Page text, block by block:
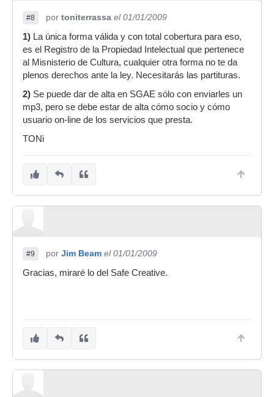
#8 por toniterrassa el 01/01/2009
1) La única forma válida y con total cobertura para eso,
es el Registro de la Propiedad Intelectual que pertenece
al Misnisterio de Cultura, cualquier otra forma no te da
plenos derechos ante la ley. Necesitarás las partituras.
2) Se puede dar de alta en SGAE sólo con enviarles un
mp3, pero se debe estar de alta cómo socio y cómo
usuario on-line de los servicios que presta.
TONi
#9 por Jim Beam el 01/01/2009
Gracias, miraré lo del Safe Creative.